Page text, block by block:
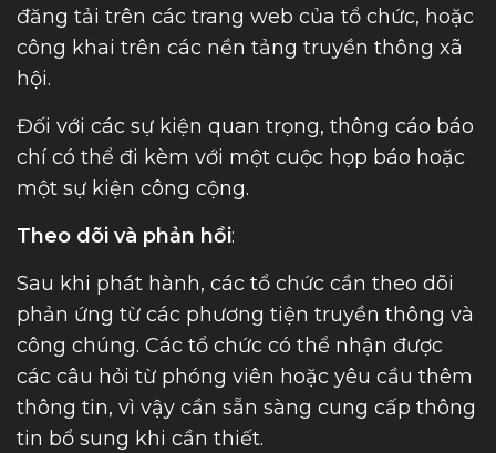
đăng tải trên các trang web của tổ chức, hoặc
công khai trên các nền tảng truyền thông xã
hội.
Đối với các sự kiện quan trọng, thông cáo báo
chí có thể đi kèm với một cuộc họp báo hoặc
một sự kiện công cộng.
Theo dõi và phản hồi:
Sau khi phát hành, các tổ chức cần theo dõi
phản ứng từ các phương tiện truyền thông và
công chúng. Các tổ chức có thể nhận được
các câu hỏi từ phóng viên hoặc yêu cầu thêm
thông tin, vì vậy cần sẵn sàng cung cấp thông
tin bổ sung khi cần thiết.